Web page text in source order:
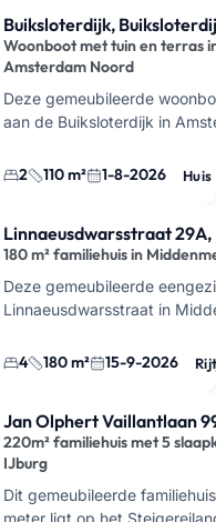
Buiksloterdijk,
Woonboot met tuin en terras
Amsterdam Noord
Deze gemeubileerde
aan de Buiksloterdijk in
het water, een gr…
2 110 m² 1-8-2026 Huis
Linnaeusdwarsstraat
180 m² familiehuis in
Deze gemeubileerde
Linnaeusdwarsstraat in
tijdelijk …
4 180 m² 15-9-2026
Jan Olphert Vaillantlaan
220m² familiehuis met 5
IJburg
Dit gemeubileerde
meter ligt op het